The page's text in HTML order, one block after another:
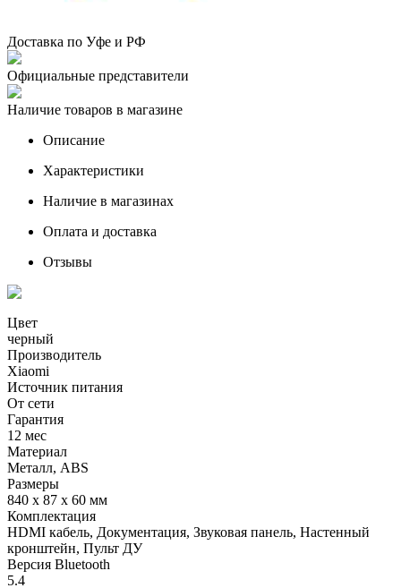
Доставка по Уфе и РФ
Официальные представители
Наличие товаров в магазине
Описание
Характеристики
Наличие в магазинах
Оплата и доставка
Отзывы
Цвет
черный
Производитель
Xiaomi
Источник питания
От сети
Гарантия
12 мес
Материал
Металл, ABS
Размеры
840 х 87 х 60 мм
Комплектация
HDMI кабель, Документация, Звуковая панель, Настенный
кронштейн, Пульт ДУ
Версия Bluetooth
5.4